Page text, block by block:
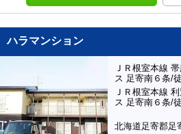
ハラマンション
ＪＲ根室本線
ス 足寄南６条/
ＪＲ根室本線
ス 足寄南６条/
北海道足寄郡足